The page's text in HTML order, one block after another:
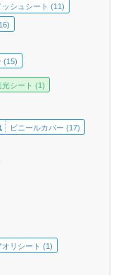
ッシュシート (11)
(15)
光シート (1)
ビニールカバー (17)
オリシート (1)